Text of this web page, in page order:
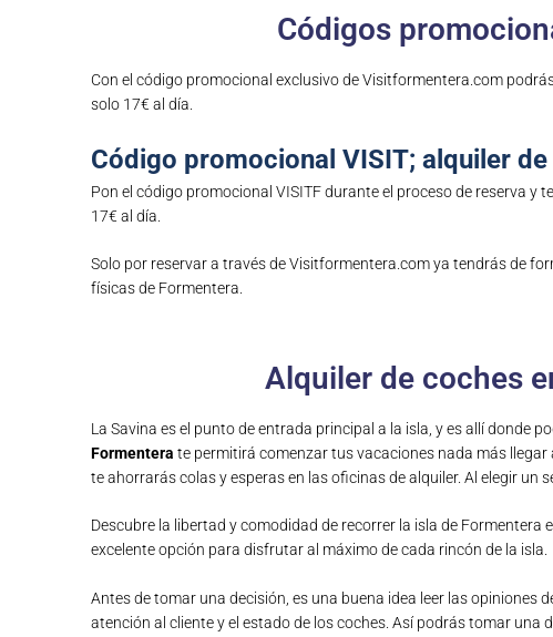
Códigos
Con el código promocional exclusivo de Visitformentera.com
solo 17€ al día.
Código promocional VISIT; alquiler
Pon el código promocional VISITF durante el proceso de reserva
17€ al día.
Solo por reservar a través de Visitformentera.com ya tendrás de
físicas de Formentera.
Alquiler de coches
La Savina es el punto de entrada principal a la isla, y es allí donde
Formentera te permitirá comenzar tus vacaciones nada más
te ahorrarás colas y esperas en las oficinas de alquiler. Al elegir un
Descubre la libertad y comodidad de recorrer la isla de
excelente opción para disfrutar al máximo de cada rincón de la isla.
Antes de tomar una decisión, es una buena idea leer las opiniones
atención al cliente y el estado de los coches. Así podrás tomar